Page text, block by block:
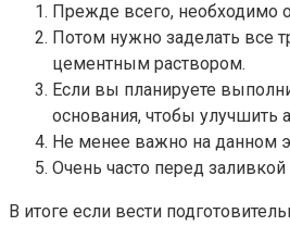
Прежде всего, необходимо
Потом нужно заделать все
цементным раствором.
Если вы планируете
основания, чтобы улучшить
Не менее важно на данном
Очень часто перед
В итоге если вести